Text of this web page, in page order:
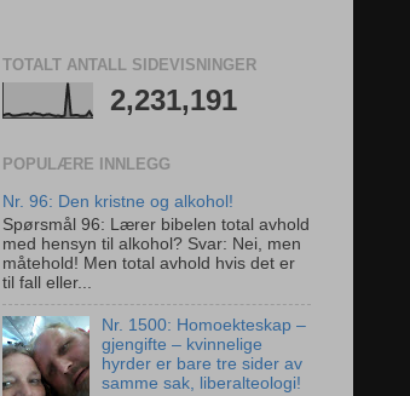
TOTALT ANTALL SIDEVISNINGER
2,231,191
POPULÆRE INNLEGG
Nr. 96: Den kristne og alkohol!
Spørsmål 96: Lærer bibelen total avhold
med hensyn til alkohol? Svar: Nei, men
måtehold! Men total avhold hvis det er
til fall eller...
Nr. 1500: Homoekteskap –
gjengifte – kvinnelige
hyrder er bare tre sider av
samme sak, liberalteologi!